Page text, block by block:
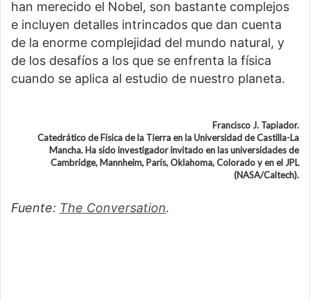
han merecido el Nobel, son bastante complejos
e incluyen detalles intrincados que dan cuenta
de la enorme complejidad del mundo natural, y
de los desafíos a los que se enfrenta la física
cuando se aplica al estudio de nuestro planeta.
Francisco J. Tapiador.
Catedrático de Física de la Tierra en la Universidad de Castilla-La
Mancha. Ha sido investigador invitado en las universidades de
Cambridge, Mannheim, París, Oklahoma, Colorado y en el JPL
(NASA/Caltech).
Fuente: The Conversation.